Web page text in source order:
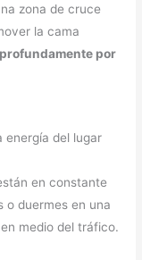
zona de cruce
la cama
por
energía del lugar
en constante
o duermes en una
medio del tráfico.